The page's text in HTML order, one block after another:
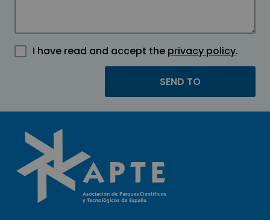
I have read and accept the privacy policy.